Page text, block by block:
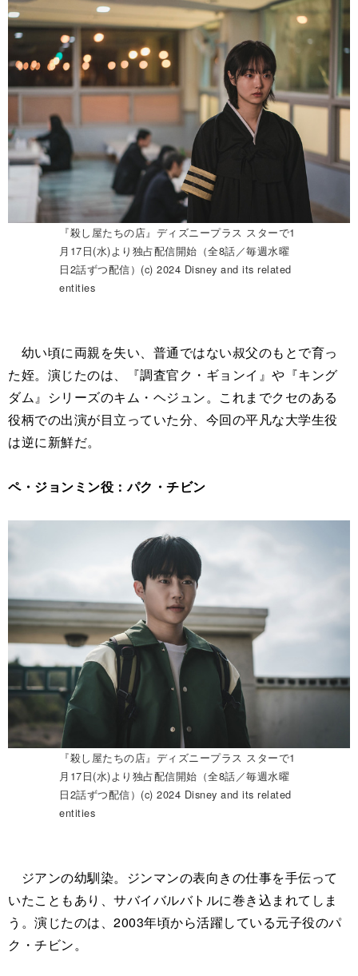
『殺し屋たちの店』ディズニープラス スターで1
月17日(水)より独占配信開始（全8話／毎週水曜
日2話ずつ配信）(c) 2024 Disney and its related
entities
幼い頃に両親を失い、普通ではない叔父のもとで育っ
た姪。演じたのは、『調査官ク・ギョンイ』や『キング
ダム』シリーズのキム・ヘジュン。これまでクセのある
役柄での出演が目立っていた分、今回の平凡な大学生役
は逆に新鮮だ。
ペ・ジョンミン役：パク・チビン
『殺し屋たちの店』ディズニープラス スターで1
月17日(水)より独占配信開始（全8話／毎週水曜
日2話ずつ配信）(c) 2024 Disney and its related
entities
ジアンの幼馴染。ジンマンの表向きの仕事を手伝って
いたこともあり、サバイバルバトルに巻き込まれてしま
う。演じたのは、2003年頃から活躍している元子役のパ
ク・チビン。